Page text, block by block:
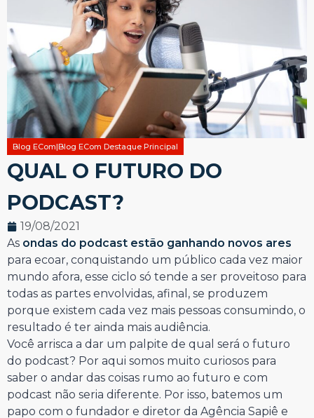
Blog ECom|Blog ECom Destaque Principal
QUAL O FUTURO DO
PODCAST?
19/08/2021
As ondas do podcast estão ganhando novos ares
para ecoar, conquistando um público cada vez maior
mundo afora, esse ciclo só tende a ser proveitoso para
todas as partes envolvidas, afinal, se produzem
porque existem cada vez mais pessoas consumindo, o
resultado é ter ainda mais audiência.
Você arrisca a dar um palpite de qual será o futuro
do podcast? Por aqui somos muito curiosos para
saber o andar das coisas rumo ao futuro e com
podcast não seria diferente. Por isso, batemos um
papo com o fundador e diretor da Agência Sapiê e